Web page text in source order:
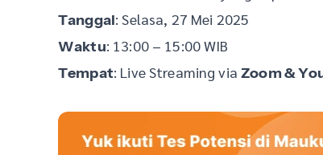
Tanggal: Selasa, 27 Mei 2025
Waktu: 13:00 – 15:00 WIB
Tempat: Live Streaming viaZoom &